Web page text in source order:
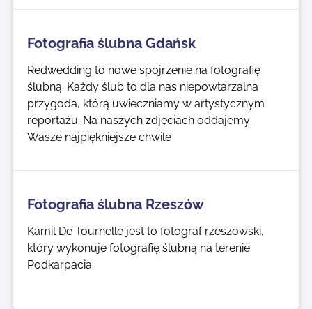
Fotografia ślubna Gdańsk
Redwedding to nowe spojrzenie na fotografię
ślubną. Każdy ślub to dla nas niepowtarzalna
przygoda, którą uwieczniamy w artystycznym
reportażu. Na naszych zdjęciach oddajemy
Wasze najpiękniejsze chwile
Fotografia ślubna Rzeszów
Kamil De Tournelle jest to fotograf rzeszowski,
który wykonuje fotografię ślubną na terenie
Podkarpacia.